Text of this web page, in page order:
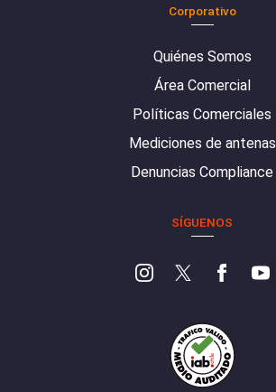
Corporativo
Quiénes Somos
Área Comercial
Políticas Comerciales
Mediciones de antenas
Denuncias Compliance
SÍGUENOS